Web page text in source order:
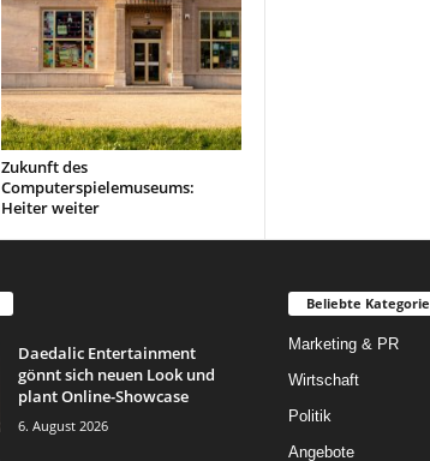
Zukunft des
Computerspielemuseums:
Heiter weiter
Daedalic Entertainment
gönnt sich neuen Look und
plant Online-Showcase
6. August 2026
Beliebte Kategorie
Marketing & PR
Wirtschaft
Politik
Angebote